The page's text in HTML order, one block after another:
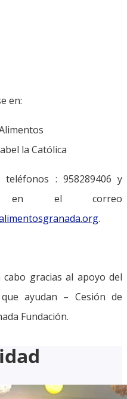
en:
la Católica
: 958289406 y
el correo
.
gracias al apoyo del
ayudan – Cesión de
Fundación.